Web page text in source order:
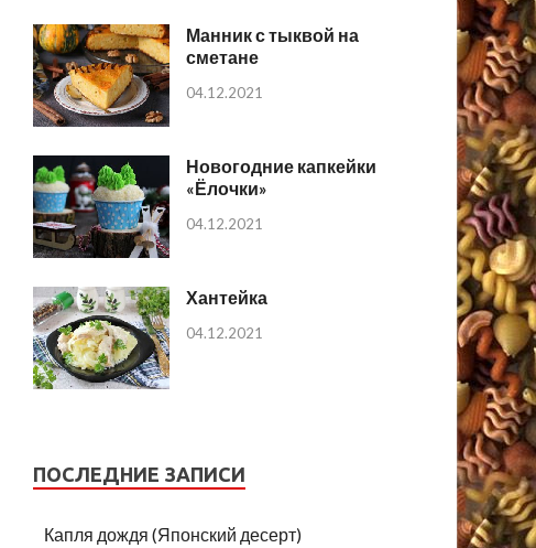
Манник с тыквой на
сметане
04.12.2021
Новогодние капкейки
«Ёлочки»
04.12.2021
Хантейка
04.12.2021
ПОСЛЕДНИЕ ЗАПИСИ
Капля дождя (Японский десерт)